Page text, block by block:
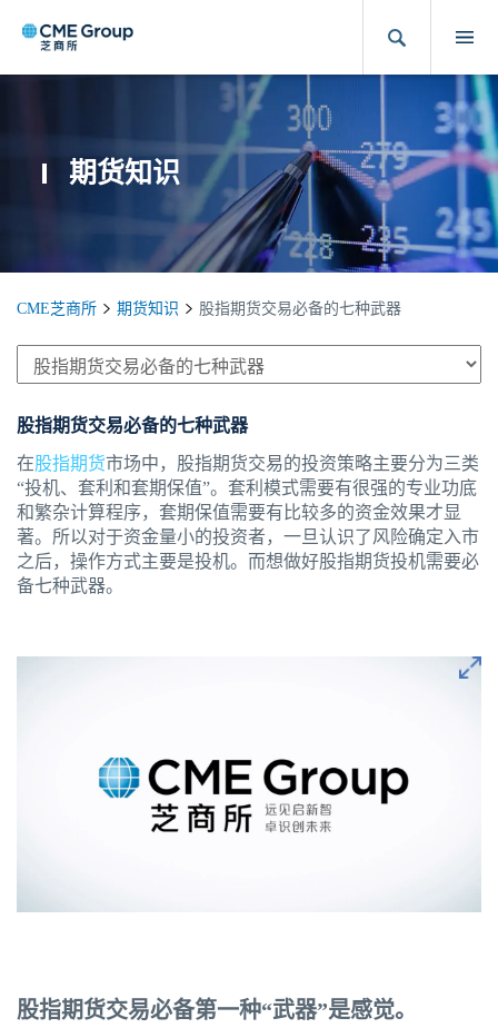
期货知识
CME芝商所 期货知识 股指期货交易必备的七种武器
股指期货交易必备的七种武器
在股指期货市场中，股指期货交易的投资策略主要分为三类
“投机、套利和套期保值”。套利模式需要有很强的专业功底
和繁杂计算程序，套期保值需要有比较多的资金效果才显
著。所以对于资金量小的投资者，一旦认识了风险确定入市
之后，操作方式主要是投机。而想做好股指期货投机需要必
备七种武器。
股指期货交易必备第一种“武器”是感觉。